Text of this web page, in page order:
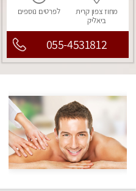
מחוז צפוןקרית
ביאליק
לפרטים נוספים
055-4531812